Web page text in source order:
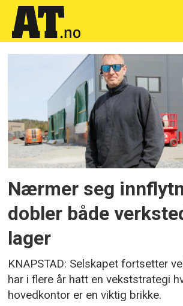
Emne:
mørk
maskin
Nærmer seg
dobler både
lager
KNAPSTAD: Selskapet fortsetter
har i flere år hatt en vekststrategi
hovedkontor er en viktig brikke.